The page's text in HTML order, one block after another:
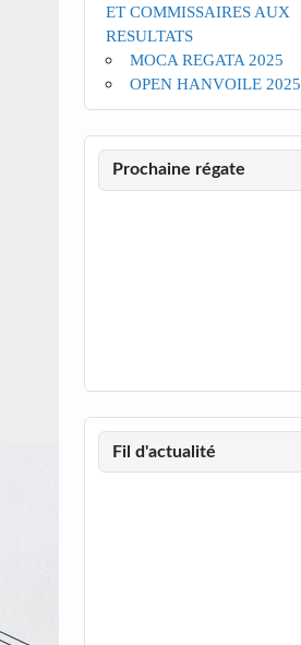
ET COMMISSAIRES AUX
RESULTATS
MOCA REGATA 2025
OPEN HANVOILE 2025
Prochaine régate
Fil d'actualité